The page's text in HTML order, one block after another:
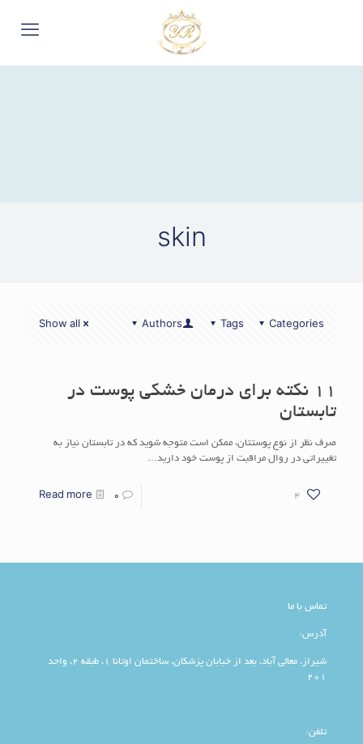
skin
Categories
Tags
Authors
Show all
11 نکته برای درمان خشکی پوست در
تابستان
صرف نظر از نوع پوستتان، ممکن است متوجه شوید که در تابستان نیاز به
تغییراتی در روال مراقبت از پوست خود دارید...
4
0
Read more
تماس با ما
آدرس:
شیراز، معالی آباد، بعد از خیابان پزشکان، ساختمان اوتانا 1، طبقه 2، واحد
201
تلفن: